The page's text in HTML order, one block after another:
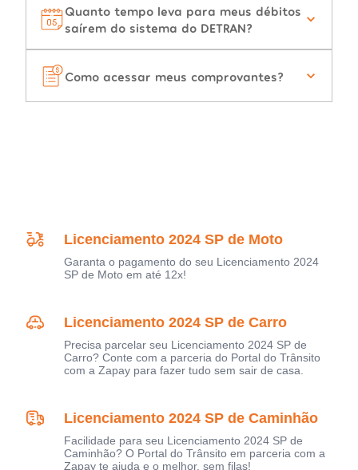
Quanto tempo leva para meus débitos
saírem do sistema do DETRAN?
Como acessar meus comprovantes?
Licenciamento 2024 SP de Moto
Garanta o pagamento do seu Licenciamento 2024
SP de Moto em até 12x!
Licenciamento 2024 SP de Carro
Precisa parcelar seu Licenciamento 2024 SP de
Carro? Conte com a parceria do Portal do Trânsito
com a Zapay para fazer tudo sem sair de casa.
Licenciamento 2024 SP de Caminhão
Facilidade para seu Licenciamento 2024 SP de
Caminhão? O Portal do Trânsito em parceria com a
Zapay te ajuda e o melhor, sem filas!